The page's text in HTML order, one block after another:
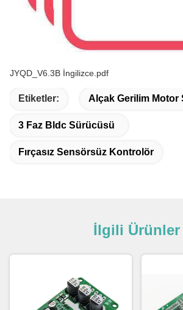
JYQD_V6.3B İngilizce.pdf
Etiketler: Alçak Gerilim Motor
3 Faz Bldc Sürücüsü
Fırçasız Sensörsüz Kontrolör
İlgili Ürünler